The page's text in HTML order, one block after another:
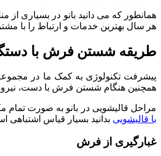
همانطور که می دانید بانو در بسیاری
هر سال بهترین خدمات و ارتباط را با
طریقه شستن فرش با
پیشرفت تکنولوژی به کمک ما در
همچنین هنگام شستن فرش با دست،
مراحل قالیشویی در بانو به صورت
با قالیشویی بدانید بسیار قیاس
غبارگیری از فرش